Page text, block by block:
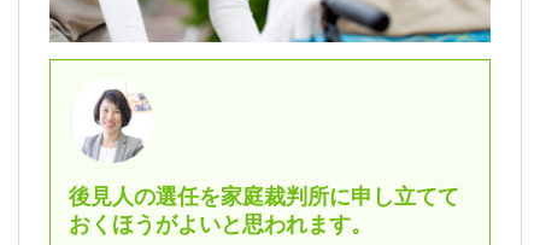
後見人の選任を家庭裁判所に申し立てて
おくほうがよいと思われます。